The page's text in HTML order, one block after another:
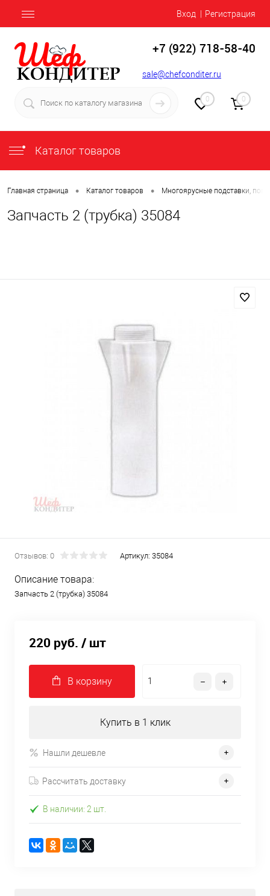
Вход Регистрация
+7 (922) 718-58-40
sale@chefconditer.ru
0 0
Каталог товаров
Главная страница • Каталог товаров • Многоярусные подставки,
Запчасть 2 (трубка) 35084
Отзывов: 0 Артикул: 35084
Описание товара:
Запчасть 2 (трубка) 35084
220 руб. / шт
В корзину
Купить в 1 клик
Нашли дешевле
Рассчитать доставку
В наличии: 2 шт.